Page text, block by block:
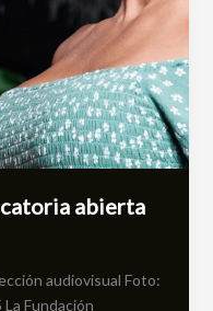
abierta
audiovisual Foto:
Fundación